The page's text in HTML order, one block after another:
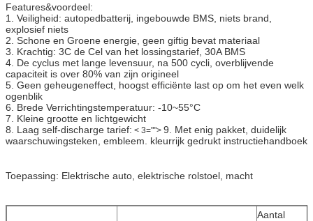
Features&voordeel:
1. Veiligheid: autopedbatterij, ingebouwde BMS, niets brand,
explosief niets
2. Schone en Groene energie, geen giftig bevat materiaal
3. Krachtig: 3C de Cel van het lossingstarief, 30A BMS
4. De cyclus met lange levensuur, na 500 cycli, overblijvende
capaciteit is over 80% van zijn origineel
5. Geen geheugeneffect, hoogst efficiënte last op om het even welk
ogenblik
6. Brede Verrichtingstemperatuur: -10~55°C
7. Kleine grootte en lichtgewicht
8. Laag self-discharge tarief: < 3=""> 9. Met enig pakket, duidelijk
waarschuwingsteken, embleem. kleurrijk gedrukt instructiehandboek
Toepassing: Elektrische auto, elektrische rolstoel, macht
Aantal